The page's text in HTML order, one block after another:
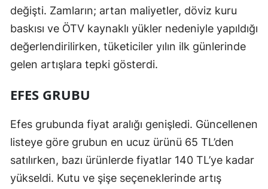
değişti. Zamların; artan maliyetler, döviz kuru
baskısı ve ÖTV kaynaklı yükler nedeniyle yapıldığı
değerlendirilirken, tüketiciler yılın ilk günlerinde
gelen artışlara tepki gösterdi.
EFES GRUBU
Efes grubunda fiyat aralığı genişledi. Güncellenen
listeye göre grubun en ucuz ürünü 65 TL’den
satılırken, bazı ürünlerde fiyatlar 140 TL’ye kadar
yükseldi. Kutu ve şişe seçeneklerinde artış